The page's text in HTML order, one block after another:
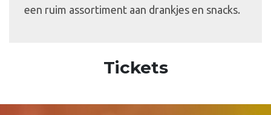
een ruim assortiment aan drankjes en snacks.
Tickets